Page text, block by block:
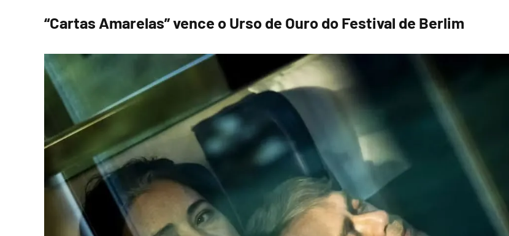
“Cartas Amarelas” vence o Urso de Ouro do Festival de Berlim